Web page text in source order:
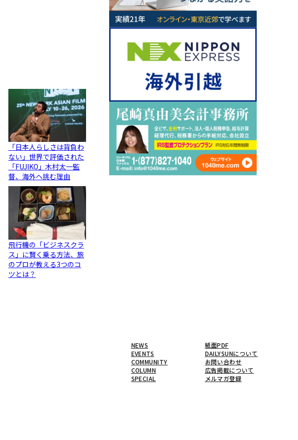
「日本人らしさは背負わ
ない」世界で評価された
「FUJIKO」木村太一監
督、海外へ挑む理由
飛行機の「ビジネスクラ
ス」に賢く乗る方法、旅
のプロが教える3つのコ
ツとは？
NEWS
EVENTS
COMMUNITY
COLUMN
SPECIAL
紙面PDF
DAILYSUNについて
お問い合わせ
広告掲載について
メルマガ登録